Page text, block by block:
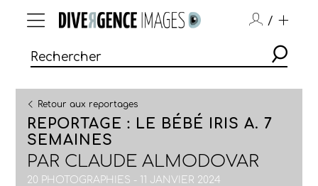
/
Retour aux reportages
REPORTAGE : LE BÉBÉ IRIS A. 7
SEMAINES
PAR CLAUDE ALMODOVAR
20 PHOTOGRAPHIES - 11 JANVIER 2024